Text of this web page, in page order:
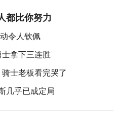
都比你努力
令人钦佩
拿下三连胜
士老板看完哭了
几乎已成定局